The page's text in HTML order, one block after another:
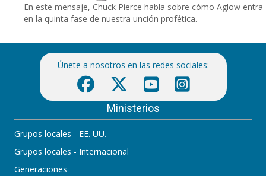
En este mensaje, Chuck Pierce habla sobre cómo Aglow entra
en la quinta fase de nuestra unción profética.
Únete a nosotros en las redes sociales:
Ministerios
Grupos locales - EE. UU.
Grupos locales - Internacional
Generaciones